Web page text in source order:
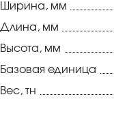
Ширина, мм
Длина, мм
Высота, мм
Базовая единица
Вес, тн